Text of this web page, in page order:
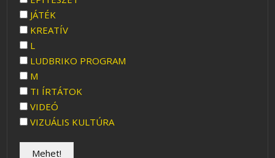
JÁTÉK
KREATÍV
L
LUDBRIKO PROGRAM
M
TI ÍRTÁTOK
VIDEÓ
VIZUÁLIS KULTÚRA